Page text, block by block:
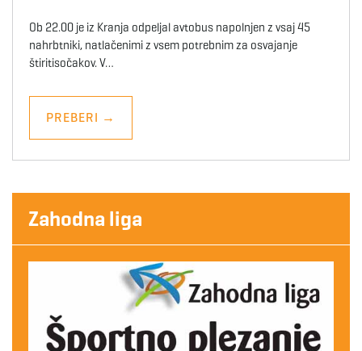
Ob 22.00 je iz Kranja odpeljal avtobus napolnjen z vsaj 45
nahrbtniki, natlačenimi z vsem potrebnim za osvajanje
štiritisočakov. V…
PREBERI →
Zahodna liga